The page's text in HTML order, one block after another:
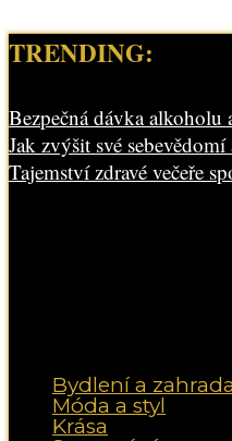
TRENDING:
Bezpečná dávka alkoholu
Jak zvýšit své
Tajemství zdravé večeře
Bydlení a zahrada
Móda a styl
Krása